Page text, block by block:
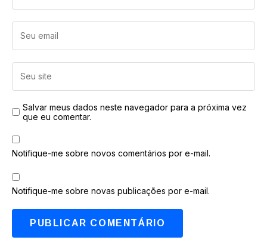
Salvar meus dados neste navegador para a próxima vez
que eu comentar.
Notifique-me sobre novos comentários por e-mail.
Notifique-me sobre novas publicações por e-mail.